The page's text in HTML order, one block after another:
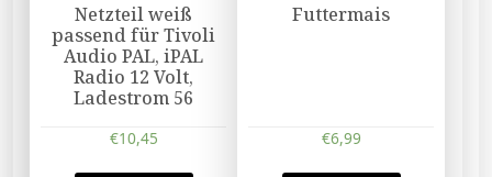
Netzteil weiß
passend für Tivoli
Audio PAL, iPAL
Radio 12 Volt,
Ladestrom 56
€10,45
Futtermais
€6,99